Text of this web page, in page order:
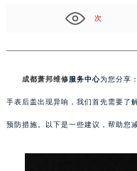
次
成都萧邦维修服务中心为您分享
手表后盖出现异响，我们首先需要了
预防措施。以下是一些建议，帮助您